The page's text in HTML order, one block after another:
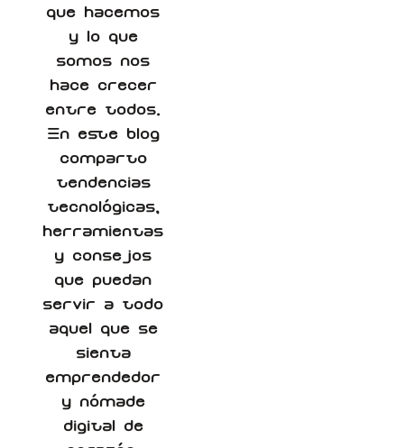
que hacemos
y lo que
somos nos
hace crecer
entre todos.
En este blog
comparto
tendencias
tecnológicas,
herramientas
y consejos
que puedan
servir a todo
aquel que se
sienta
emprendedor
y nómade
digital de